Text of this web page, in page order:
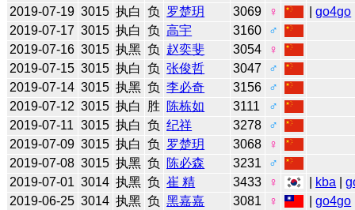
2019-07-19 3015 执白 负 罗楚玥 3069 ♀ |go4go
2019-07-17 3015 执白 负 高宇 3160
♂
2019-07-16 3015 执黑 负 赵奕斐 3054
♀
2019-07-15 3015 执白 负 张俊哲 3047
♂
2019-07-14 3015 执黑 负 李必奇 3156
♂
2019-07-12 3015 执白 胜 陈栋如 3111
♂
2019-07-11 3015 执白 负 纪祥 3278
♂
2019-07-09 3015 执白 负 罗楚玥 3068
♀
2019-07-08 3015 执黑 负 陈必森 3231
♂
2019-07-01 3014 执黑 负 崔 精 3433 ♀ kba |
2019-06-25 3014 执黑 负 黑嘉嘉 3081 ♀ |go4go